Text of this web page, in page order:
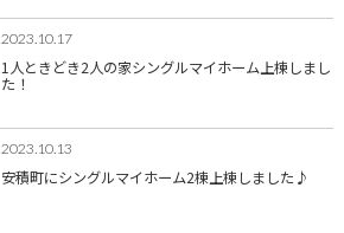
2023.10.17
1人ときどき2人の家シングルマイホーム上棟しまし
た！
2023.10.13
安積町にシングルマイホーム2棟上棟しました♪